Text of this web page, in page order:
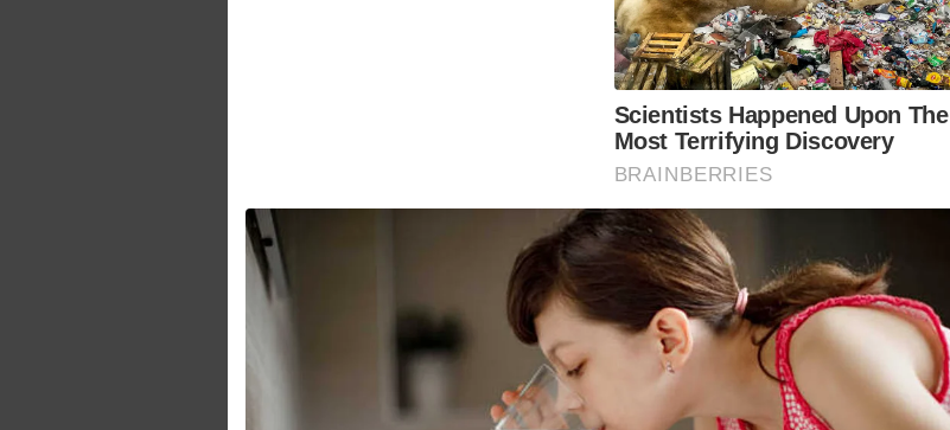
Scientists Happened Upon The
Most Terrifying Discovery
BRAINBERRIES